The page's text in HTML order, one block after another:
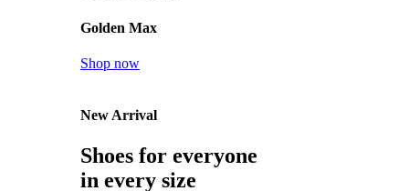
Golden Max
Shop now
New Arrival
Shoes for everyone
in every size